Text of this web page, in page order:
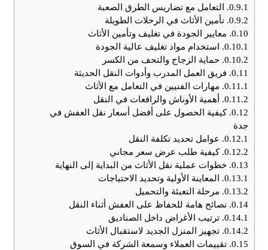
0.9.1. التعامل مع تضاريس الطرق الصعبة
0.9.2. تأمين الأثاث في الرحلات الطويلة
0.10. معايير الجودة في تغليف وتأمين الأثاث
0.10.1. استخدام مواد تغليف عالية الجودة
0.10.2. حماية الزجاج والتحف من الكسر
0.11. فريق العمل المدرب وأدوات النقل الحديثة
0.11.1. مهارات الفنيين في التعامل مع الأثاث
0.11.2. أهمية الأوناش والرافعات في النقل
0.12. كيفية الحصول على أفضل أسعار نقل العفش في
جدة
0.12.1. عوامل تحديد تكلفة النقل
0.12.2. كيفية طلب عرض سعر مجاني
0.13. خطوات عملية نقل الأثاث من البداية إلى النهاية
0.13.1. المعاينة الأولية وتحديد الاحتياجات
0.13.2. مرحلة التعبئة والتحميل
0.14. نصائح هامة للحفاظ على العفش أثناء النقل
0.14.1. ترتيب الأغراض داخل الصناديق
0.14.2. تجهيز المنزل الجديد لاستقبال الأثاث
0.15. تقييمات العملاء وسمعة الشركة في السوق